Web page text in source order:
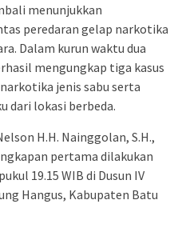
menunjukkan
peredaran gelap narkotika
Dalam kurun waktu dua
mengungkap tiga kasus
jenis sabu serta
dari lokasi berbeda.
H.H. Nainggolan, S.H.,
pertama dilakukan
19.15 WIB di Dusun IV
Hangus, Kabupaten Batu